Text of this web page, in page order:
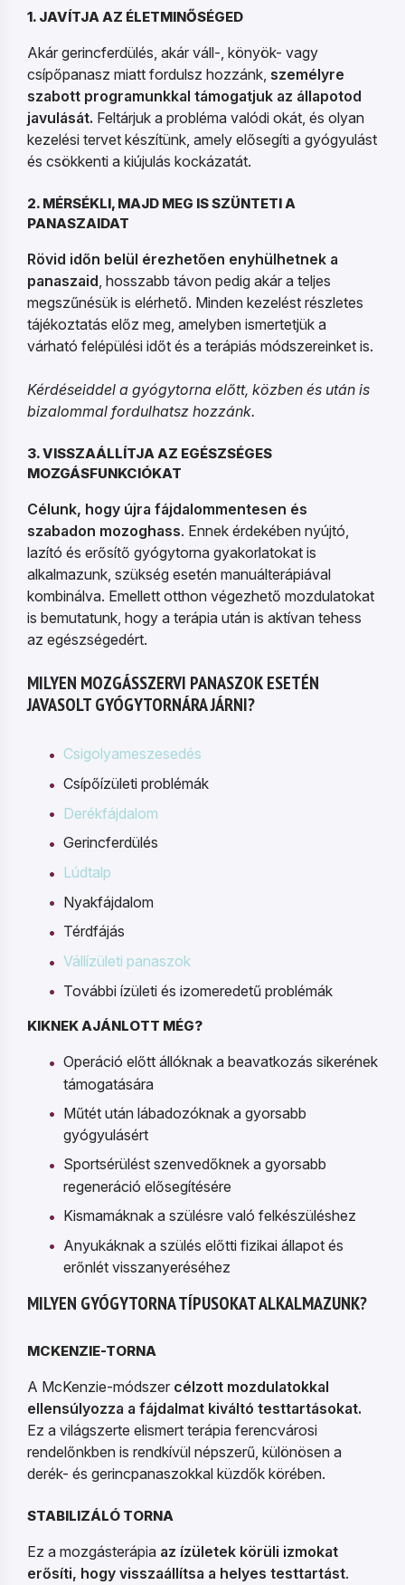
1. JAVÍTJA AZ ÉLETMINŐSÉGED
Akár gerincferdülés, akár váll-, könyök- vagy
csípőpanasz miatt fordulsz hozzánk, személyre
szabott programunkkal támogatjuk az állapotod
javulását. Feltárjuk a probléma valódi okát, és olyan
kezelési tervet készítünk, amely elősegíti a gyógyulást
és csökkenti a kiújulás kockázatát.
2. MÉRSÉKLI, MAJD MEG IS SZÜNTETI A
PANASZAIDAT
Rövid időn belül érezhetően enyhülhetnek a
panaszaid, hosszabb távon pedig akár a teljes
megszűnésük is elérhető. Minden kezelést részletes
tájékoztatás előz meg, amelyben ismertetjük a
várható felépülési időt és a terápiás módszereinket is.
Kérdéseiddel a gyógytorna előtt, közben és után is
bizalommal fordulhatsz hozzánk.
3. VISSZAÁLLÍTJA AZ EGÉSZSÉGES
MOZGÁSFUNKCIÓKAT
Célunk, hogy újra fájdalommentesen és
szabadon mozoghass. Ennek érdekében nyújtó,
lazító és erősítő gyógytorna gyakorlatokat is
alkalmazunk, szükség esetén manuálterápiával
kombinálva. Emellett otthon végezhető mozdulatokat
is bemutatunk, hogy a terápia után is aktívan tehess
az egészségedért.
MILYEN MOZGÁSSZERVI PANASZOK ESETÉN
JAVASOLT GYÓGYTORNÁRA JÁRNI?
Csigolyameszesedés
Csípőízületi problémák
Derékfájdalom
Gerincferdülés
Lúdtalp
Nyakfájdalom
Térdfájás
Vállízületi panaszok
További ízületi és izomeredetű problémák
KIKNEK AJÁNLOTT MÉG?
Operáció előtt állóknak a beavatkozás sikerének
támogatására
Műtét után lábadozóknak a gyorsabb
gyógyulásért
Sportsérülést szenvedőknek a gyorsabb
regeneráció elősegítésére
Kismamáknak a szülésre való felkészüléshez
Anyukáknak a szülés előtti fizikai állapot és
erőnlét visszanyeréséhez
MILYEN GYÓGYTORNA TÍPUSOKAT ALKALMAZUNK?
MCKENZIE-TORNA
A McKenzie-módszer célzott mozdulatokkal
ellensúlyozza a fájdalmat kiváltó testtartásokat.
Ez a világszerte elismert terápia ferencvárosi
rendelőnkben is rendkívül népszerű, különösen a
derék- és gerincpanaszokkal küzdők körében.
STABILIZÁLÓ TORNA
Ez a mozgásterápia az ízületek körüli izmokat
erősíti, hogy visszaállítsa a helyes testtartást.